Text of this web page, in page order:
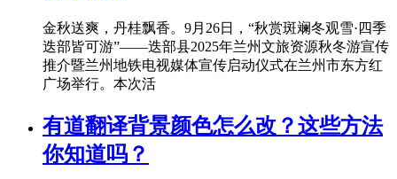
金秋送爽，丹桂飘香。9月26日，“秋赏斑斓冬观雪·四季
迭部皆可游”——迭部县2025年兰州文旅资源秋冬游宣传
推介暨兰州地铁电视媒体宣传启动仪式在兰州市东方红
广场举行。本次活
有道翻译背景颜色怎么改？这些方法
你知道吗？